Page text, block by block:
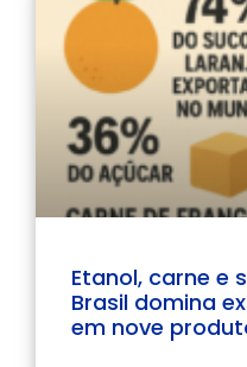
Etanol, carne e
Brasil domina
em nove